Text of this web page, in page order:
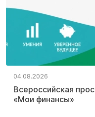
04.08.2026
Всероссийская
«Мои финансы»